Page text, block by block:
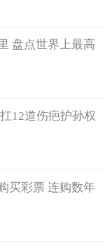
盘点世界上最高
12道伤疤护孙权
买彩票 连购数年